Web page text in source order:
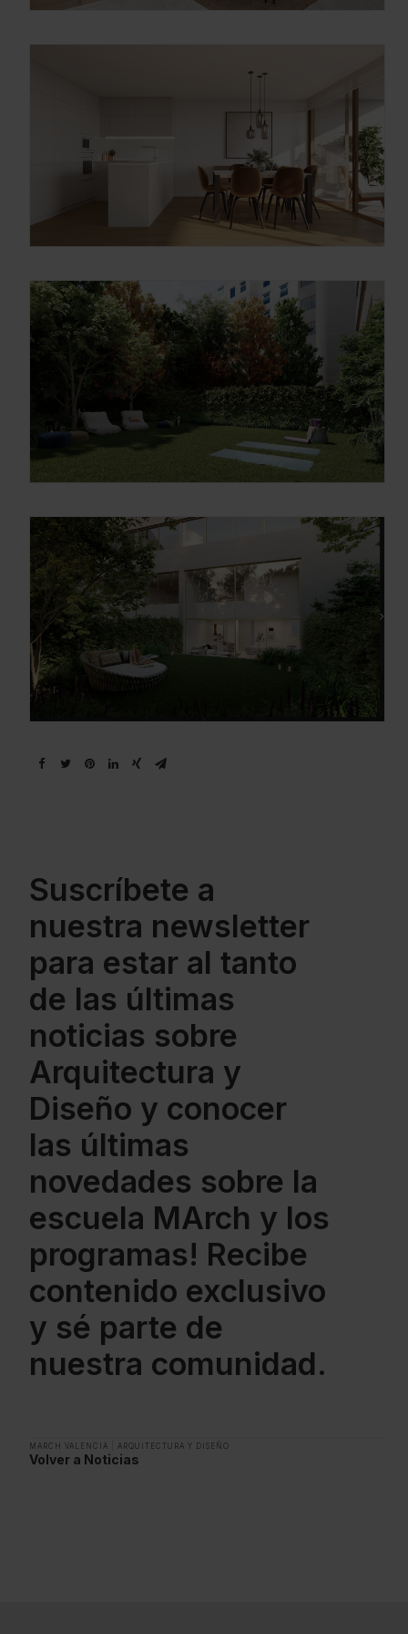
Suscríbete a
nuestra newsletter
para estar al tanto
de las últimas
noticias sobre
Arquitectura y
Diseño y conocer
las últimas
novedades sobre la
escuela MArch y los
programas! Recibe
contenido exclusivo
y sé parte de
nuestra comunidad.
MARCH VALENCIA ARQUITECTURA Y DISEÑO
Volver a Noticias
Gracias, de momento no me interesa